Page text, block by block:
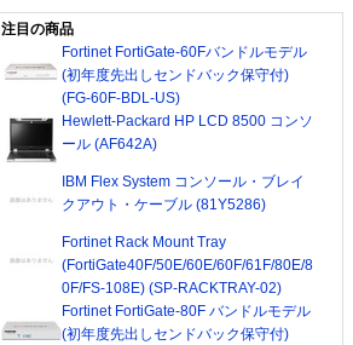
注目の商品
Fortinet FortiGate-60Fバンドルモデル
(初年度先出しセンドバック保守付)
(FG-60F-BDL-US)
Hewlett-Packard HP LCD 8500 コンソ
ール (AF642A)
IBM Flex System コンソール・ブレイ
クアウト・ケーブル (81Y5286)
Fortinet Rack Mount Tray
(FortiGate40F/50E/60E/60F/61F/80E/8
0F/FS-108E) (SP-RACKTRAY-02)
Fortinet FortiGate-80F バンドルモデル
(初年度先出しセンドバック保守付)